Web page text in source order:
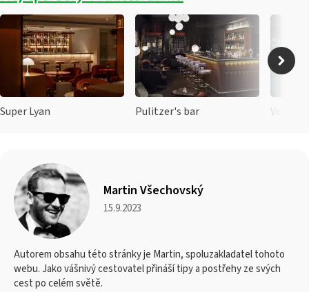
Super Lyan Pulitzer's bar Vesper
Martin Všechovský
15.9.2023
Autorem obsahu této stránky je Martin, spoluzakladatel tohoto
webu. Jako vášnivý cestovatel přináší tipy a postřehy ze svých
cest po celém světě.